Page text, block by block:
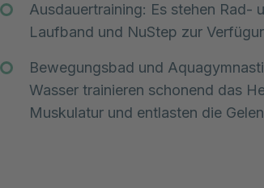
Ausdauertraining: Es stehen Rad-
Laufband und NuStep zur
Bewegungsbad und
Wasser trainieren schonend das
Muskulatur und entlasten die